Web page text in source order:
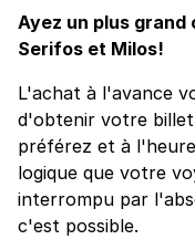
Ayez un plus
Serifos et Milos!
L'achat à l'avance
d'obtenir votre
préférez et à
logique que votre
interrompu par
c'est possible.